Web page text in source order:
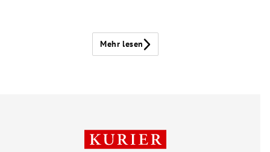
Mehr lesen